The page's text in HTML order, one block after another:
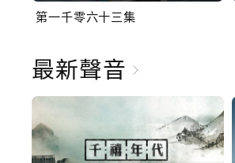
第一千零六十三集
最新聲音